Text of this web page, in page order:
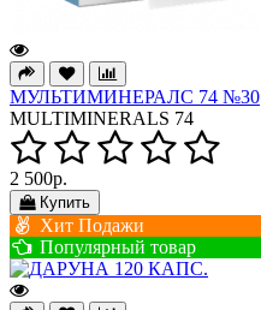
МУЛЬТИМИНЕРАЛС 74 №30
MULTIMINERALS 74
2 500р.
Купить
Хит Подажи
Популярный товар